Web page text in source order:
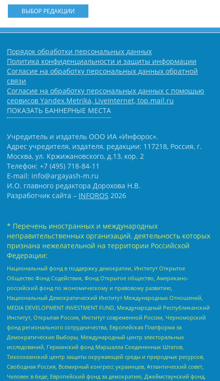
ВЫБОР РЕДАКЦИИ
Порядок обработки персональных данных
Политика конфиденциальности и защиты информации
Согласие на обработку персональных данных обратной
связи
Согласие на обработку персональных данных с помощью
сервисов Yandex.Metrika, LiveInternet, top.mail.ru
ПОКАЗАТЬ БАННЕРНЫЕ МЕСТА
Учредитель и издатель ООО ИА «Инфорос».
Адрес учредителя, издателя, редакции: 117218, Россия, г.
Москва, ул. Кржижановского, д.13, кор. 2
Телефон: +7 (495) 718-84-11
E-mail: info@argayash-m.ru
И.О. главного редактора Дорохова Н.В.
Разработчик сайта – INFOROS 2026
* Перечень иностранных и международных
неправительственных организаций, деятельность которых
признана нежелательной на территории Российской
Федерации:
Национальный фонд в поддержку демократии, Институт Открытое
Общество Фонд Содействия, Фонд Открытое общество, Американо-
российский фонд по экономическому и правовому развитию,
Национальный Демократический Институт Международных Отношений,
MEDIA DEVELOPMENT INVESTMENT FUND, Международный Республиканский
Институт, Открытая Россия, Институт современной России, Черноморский
фонд регионального сотрудничества, Европейская Платформа за
Демократические Выборы, Международный центр электоральных
исследований, Германский фонд Маршалла Соединенных Штатов,
Тихоокеанский центр защиты окружающей среды и природных ресурсов,
Свободная Россия, Всемирный конгресс украинцев, Атлантический совет,
Человек в беде, Европейский фонд за демократию, Джеймстаунский фонд,